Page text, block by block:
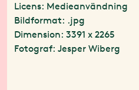
Licens: Medieanvändning
Bildformat: .jpg
Dimension: 3391 x 2265
Fotograf: Jesper Wiberg